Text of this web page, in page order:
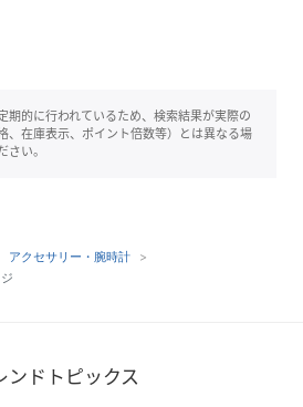
的に行われているため、検索結果が実際の
、在庫表示、ポイント倍数等）とは異なる場
い。
アクセサリー・腕時計
ンドトピックス